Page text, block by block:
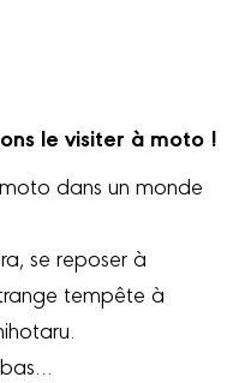
le visiter à moto !
dans un monde
se reposer à
tempête à